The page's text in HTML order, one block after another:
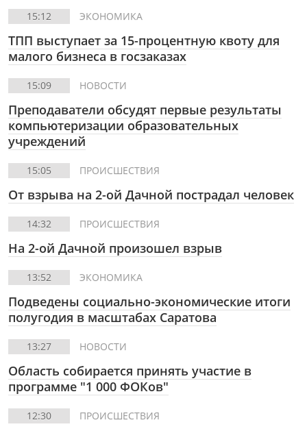
15:12 ЭКОНОМИКА
ТПП выступает за 15-процентную квоту для
малого бизнеса в госзаказах
15:09 НОВОСТИ
Преподаватели обсудят первые результаты
компьютеризации образовательных
учреждений
15:05 ПРОИСШЕСТВИЯ
От взрыва на 2-ой Дачной пострадал человек
14:32 ПРОИСШЕСТВИЯ
На 2-ой Дачной произошел взрыв
13:52 ЭКОНОМИКА
Подведены социально-экономические итоги
полугодия в масштабах Саратова
13:27 НОВОСТИ
Область собирается принять участие в
программе "1 000 ФОКов"
12:30 ПРОИСШЕСТВИЯ